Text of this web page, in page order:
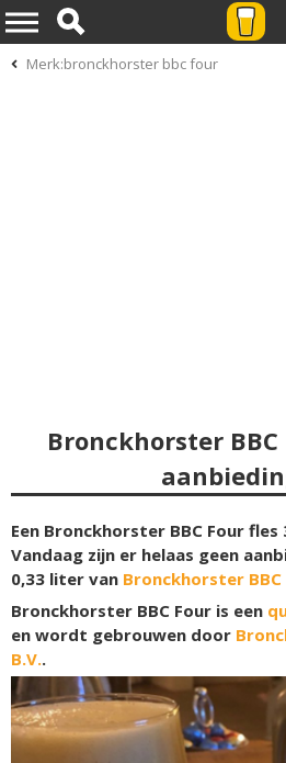
Merk:bronckhorster bbc four
Bronckhorster
Een Bronckhorster BBC Four fles
Vandaag zijn er helaas geen
0,33 liter van Bronckhorster BBC
Bronckhorster BBC Four is een
en wordt gebrouwen door
B.V..